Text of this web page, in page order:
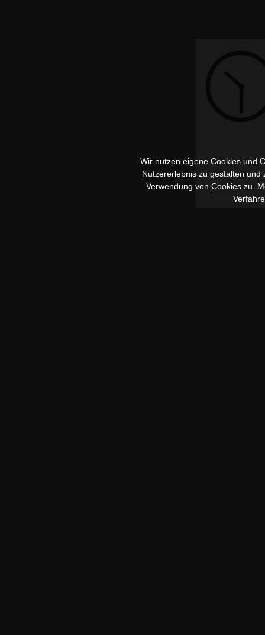
Wir nutzen eigene Cookies und
Nutzererlebnis zu gestalten
Verwendung von Cookies zu.